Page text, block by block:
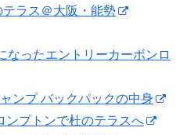
ラス＠大阪・能勢
なったエントリーカーボンロ
ンプ バックパックの中身
ンプトンで杜のテラスへ